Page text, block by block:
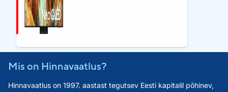
Mis on Hinnavaatlus?
Hinnavaatlus on 1997. aastast tegutsev Eesti kapitalil põhinev,